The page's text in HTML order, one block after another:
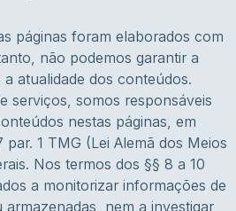
páginas foram elaborados com
não podemos garantir a
atualidade dos conteúdos.
serviços, somos responsáveis
nestas páginas, em
1 TMG (Lei Alemã dos Meios
Nos termos dos §§ 8 a 10
a monitorizar informações de
nem a investigar